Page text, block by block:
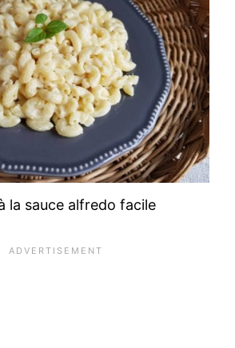
la sauce alfredo facile